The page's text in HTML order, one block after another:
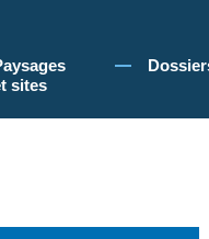
de cookies pour vous
sites